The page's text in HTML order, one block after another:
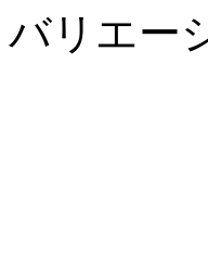
バリエー